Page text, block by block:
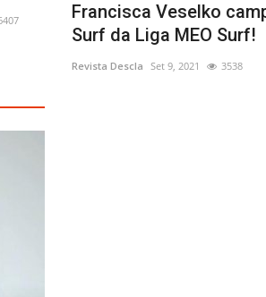
Francisca Veselko
Surf da Liga MEO Surf!
Revista Descla Set 9, 2021 3538